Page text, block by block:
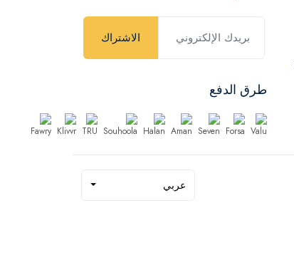
الاشتراك
طرق الدفع
عربي